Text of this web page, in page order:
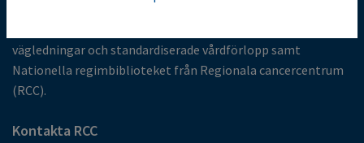
vägledningar och standardiserade vårdförlopp samt
Nationella regimbiblioteket från Regionala cancercentrum
(RCC).
Kontakta RCC